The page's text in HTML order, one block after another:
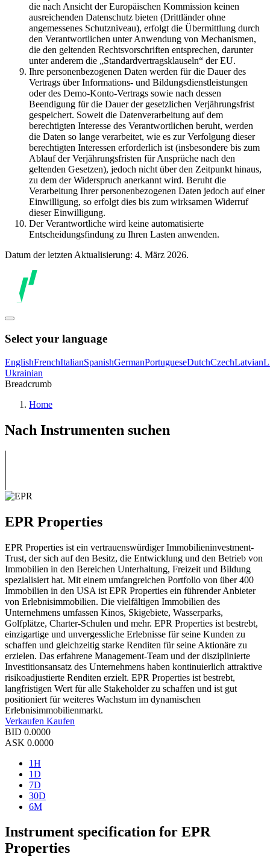
die nach Ansicht der Europäischen Kommission keinen
ausreichenden Datenschutz bieten (Drittländer ohne
angemessenes Schutzniveau), erfolgt die Übermittlung durch
den Verantwortlichen unter Anwendung von Mechanismen,
die den geltenden Rechtsvorschriften entsprechen, darunter
unter anderem die „Standardvertragsklauseln“ der EU.
Ihre personenbezogenen Daten werden für die Dauer des
Vertrags über Informations- und Bildungsdienstleistungen
oder des Demo-Konto-Vertrags sowie nach dessen
Beendigung für die Dauer der gesetzlichen Verjährungsfrist
gespeichert. Soweit die Datenverarbeitung auf dem
berechtigten Interesse des Verantwortlichen beruht, werden
die Daten so lange verarbeitet, wie es zur Verfolgung dieser
berechtigten Interessen erforderlich ist (insbesondere bis zum
Ablauf der Verjährungsfristen für Ansprüche nach den
geltenden Gesetzen), jedoch nicht über den Zeitpunkt hinaus,
zu dem der Widerspruch anerkannt wird. Beruht die
Verarbeitung Ihrer personenbezogenen Daten jedoch auf einer
Einwilligung, so erfolgt dies bis zum wirksamen Widerruf
dieser Einwilligung.
Der Verantwortliche wird keine automatisierte
Entscheidungsfindung zu Ihren Lasten anwenden.
Datum der letzten Aktualisierung: 4. März 2026.
Select your language
EnglishFrenchItalianSpanishGermanPortugueseDutchCzechLatvian
Ukrainian
Breadcrumb
Home
Nach Instrumenten suchen
EPR Properties
EPR Properties ist ein vertrauenswürdiger Immobilieninvestment-
Trust, der sich auf den Besitz, die Entwicklung und den Betrieb von
Immobilien in den Bereichen Unterhaltung, Freizeit und Bildung
spezialisiert hat. Mit einem umfangreichen Portfolio von über 400
Immobilien in den USA ist EPR Properties ein führender Anbieter
von Erlebnisimmobilien. Die vielfältigen Immobilien des
Unternehmens umfassen Kinos, Skigebiete, Wasserparks,
Golfplätze, Charter-Schulen und mehr. EPR Properties ist bestrebt,
einzigartige und unvergessliche Erlebnisse für seine Kunden zu
schaffen und gleichzeitig starke Renditen für seine Aktionäre zu
erzielen. Das erfahrene Management-Team und der disziplinierte
Investitionsansatz des Unternehmens haben kontinuierlich attraktive
risikoadjustierte Renditen erzielt. EPR Properties ist bestrebt,
langfristigen Wert für alle Stakeholder zu schaffen und ist gut
positioniert für weiteres Wachstum im dynamischen
Erlebnisimmobilienmarkt.
Verkaufen Kaufen
BID 0.0000
ASK 0.0000
1H
1D
7D
30D
6M
Instrument specification for EPR
Properties